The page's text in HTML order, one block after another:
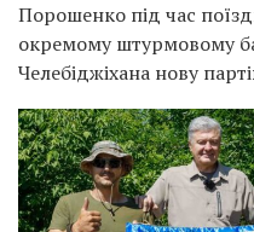
Порошенко під час
окремому штурмовому
Челебіджіхана нову